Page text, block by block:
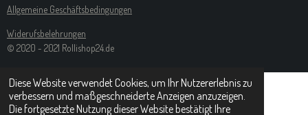
Diese Website verwendet Cookies, um Ihr Nutzererlebnis zu
verbessern und maßgeschneiderte Anzeigen anzuzeigen.
Die fortgesetzte Nutzung dieser Website bestätigt Ihre
Allgemeine Geschäftsbedingungen
Widerufsbelehrungen
© 2020 - 2021 Rollishop24.de